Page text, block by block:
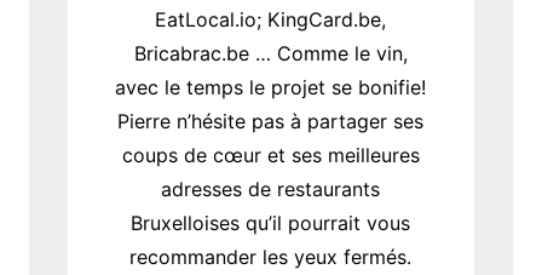
EatLocal.io; KingCard.be,
Bricabrac.be … Comme le vin,
avec le temps le projet se bonifie!
Pierre n’hésite pas à partager ses
coups de cœur et ses meilleures
adresses de restaurants
Bruxelloises qu’il pourrait vous
recommander les yeux fermés.